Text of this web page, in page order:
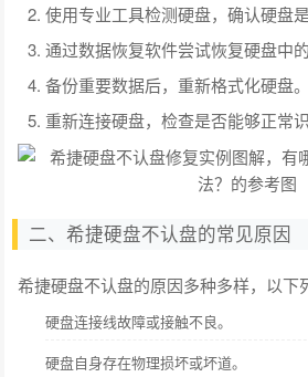
使用专业工具检测硬盘，确认硬盘
通过数据恢复软件尝试恢复硬盘中的
备份重要数据后，重新格式化硬盘。
重新连接硬盘，检查是否能够正常识
二、希捷硬盘不认盘的常见原因
希捷硬盘不认盘的原因多种多样，以下
硬盘连接线故障或接触不良。
硬盘自身存在物理损坏或坏道。